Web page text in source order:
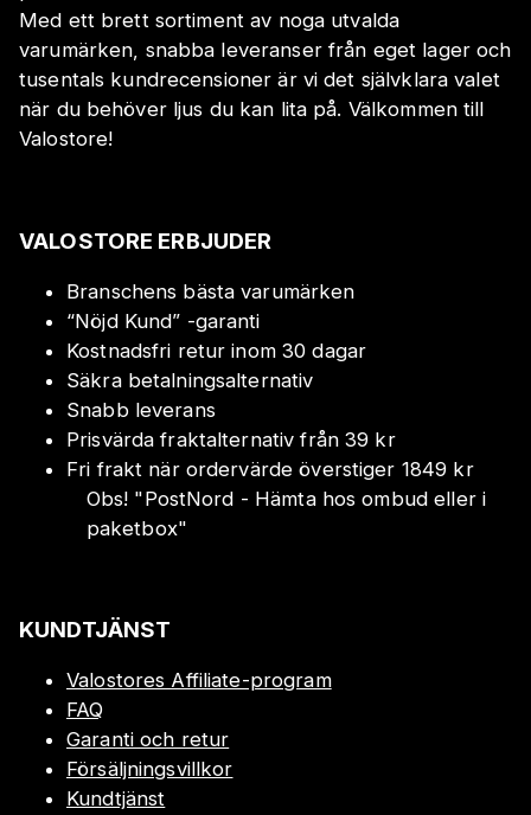
Med ett brett sortiment av noga utvalda
varumärken, snabba leveranser från eget lager och
tusentals kundrecensioner är vi det självklara valet
när du behöver ljus du kan lita på. Välkommen till
Valostore!
VALOSTORE ERBJUDER
Branschens bästa varumärken
“Nöjd Kund” -garanti
Kostnadsfri retur inom 30 dagar
Säkra betalningsalternativ
Snabb leverans
Prisvärda fraktalternativ från 39 kr
Fri frakt när ordervärde överstiger 1849 kr
Obs! "PostNord - Hämta hos ombud eller i
paketbox"
KUNDTJÄNST
Valostores Affiliate-program
FAQ
Garanti och retur
Försäljningsvillkor
Kundtjänst